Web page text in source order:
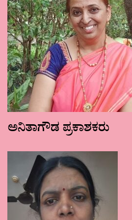
ಅನಿತಾಗೌಡ ಪ್ರಕಾಶಕರು